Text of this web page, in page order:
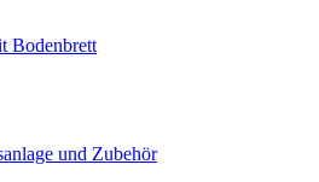
Bodenbrett
und Zubehör